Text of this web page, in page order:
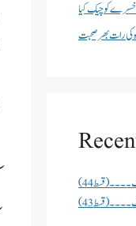
کی رات بھر صحبت
43)